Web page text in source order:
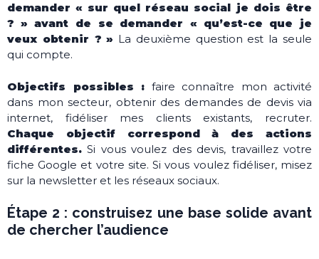
demander « sur quel réseau social je dois être
? » avant de se demander « qu’est-ce que je
veux obtenir ? » La deuxième question est la seule
qui compte.
Objectifs possibles : faire connaître mon activité
dans mon secteur, obtenir des demandes de devis via
internet, fidéliser mes clients existants, recruter.
Chaque objectif correspond à des actions
différentes. Si vous voulez des devis, travaillez votre
fiche Google et votre site. Si vous voulez fidéliser, misez
sur la newsletter et les réseaux sociaux.
Étape 2 : construisez une base solide avant
de chercher l’audience